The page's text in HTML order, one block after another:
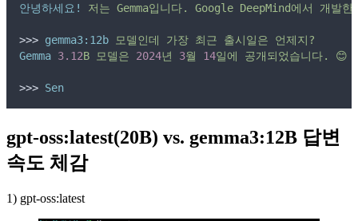
안녕하세요!
저는 Gemma입니다. Google DeepMind에서 개발한
>>> gemma3:12b 모델인데 가장 최근 출시일은
언제지?
Gemma 3.12B 모델은 2024년 3월 14일에 공개되었습니다. 😊
>>> Sen
gpt-oss:latest(20B) vs. gemma3:12B 답변
속도 체감
1) gpt-oss:latest